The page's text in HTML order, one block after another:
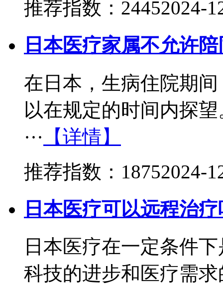
推荐指数：24452024-
日本医疗家属不允许
在日本，生病住院期
以在规定的时间内探
··· 【详情】
推荐指数：18752024-
日本医疗可以远程治
日本医疗在一定条件
科技的进步和医疗需